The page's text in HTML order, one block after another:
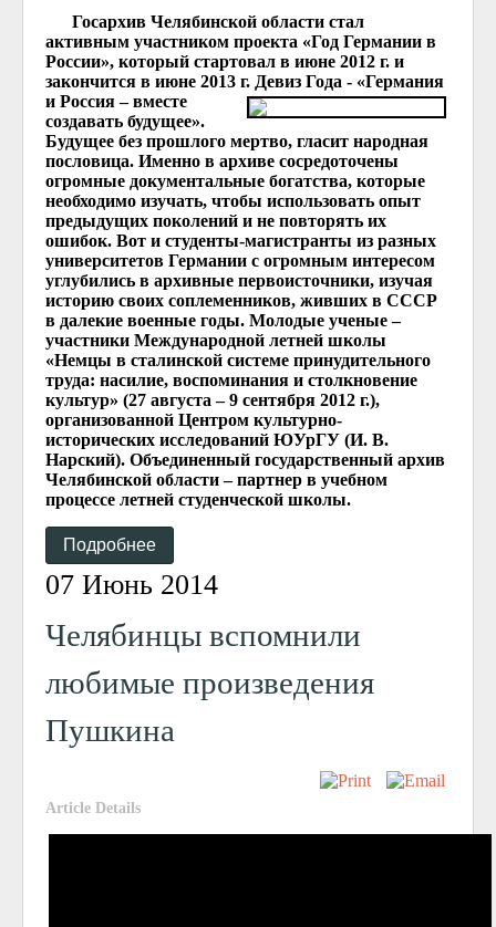
Госархив Челябинской области стал
активным участником проекта «Год Германии в
России», который стартовал в июне 2012 г. и
закончится в июне 2013 г. Девиз Года - «Германия
и Россия – вместе
создавать будущее».
Будущее без прошлого мертво, гласит народная
пословица. Именно в архиве сосредоточены
огромные документальные богатства, которые
необходимо изучать, чтобы использовать опыт
предыдущих поколений и не повторять их
ошибок. Вот и студенты-магистранты из разных
университетов Германии с огромным интересом
углубились в архивные первоисточники, изучая
историю своих соплеменников, живших в СССР
в далекие военные годы. Молодые ученые –
участники Международной летней школы
«Немцы в сталинской системе принудительного
труда: насилие, воспоминания и столкновение
культур» (27 августа – 9 сентября 2012 г.),
организованной Центром культурно-
исторических исследований ЮУрГУ (И. В.
Нарский). Объединенный государственный архив
Челябинской области – партнер в учебном
процессе летней студенческой школы.
Подробнее
07 Июнь 2014
Челябинцы вспомнили
любимые произведения
Пушкина
Article Details